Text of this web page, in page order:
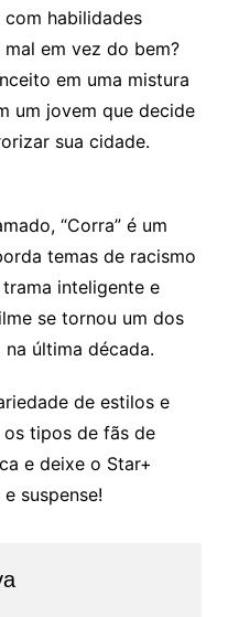
com habilidades
em vez do bem?
em uma mistura
um jovem que decide
sua cidade.
“Corra” é um
temas de racismo
inteligente e
se tornou um dos
última década.
de estilos e
tipos de fãs de
e deixe o Star+
suspense!